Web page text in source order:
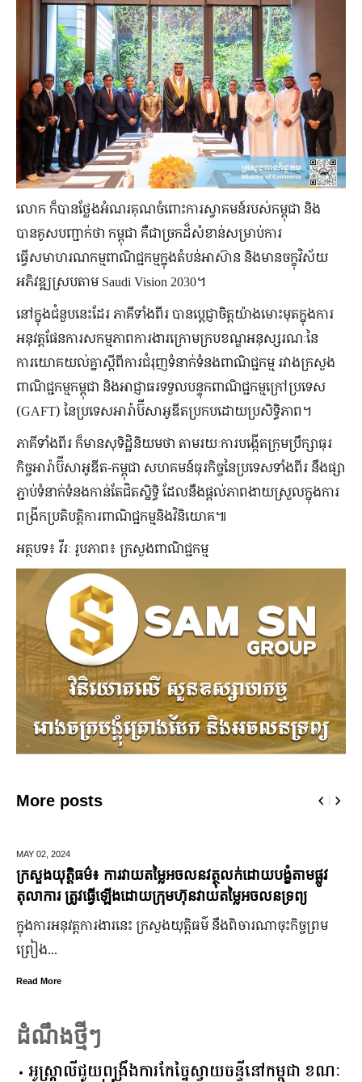
លោក ក៏បានថ្លែងអំណរគុណចំពោះការស្វាគមន៍របស់កម្ពុជា និង
បានគូសបញ្ជាក់ថា កម្ពុជា គឺជាច្រកដ៏សំខាន់សម្រាប់ការ
ធ្វើសមាហរណកម្មពាណិជ្ជកម្មក្នុងតំបន់អាស៊ាន និងមានចក្ខុវិស័យ
អភិវឌ្ឍស្របតាម Saudi Vision 2030។
នៅក្នុងជំនួបនេះដែរ​ ភាគីទាំងពីរ បានប្តេជ្ញាចិត្តយ៉ាងមោះមុតក្នុងការ
អនុវត្តផែនការសកម្មភាពការងារក្រោមក្របខណ្ឌអនុស្សរណៈនៃ
ការយោគយល់គ្នាស្តីពីការជំរុញទំនាក់ទំនងពាណិជ្ជកម្ម រវាងក្រសួង
ពាណិជ្ជកម្មកម្ពុជា និងអាជ្ញាធរទទួលបន្ទុកពាណិជ្ជកម្មក្រៅប្រទេស
(GAFT) នៃប្រទេសអារ៉ាប៊ីសាអូឌីតប្រកបដោយប្រសិទ្ធិភាព។
ភាគីទាំងពីរ ក៏មានសុទិដ្ឋិនិយមថា តាមរយៈការបង្កើតក្រុមប្រឹក្សាធុរ
កិច្ចអារ៉ាប៊ីសាអូឌីត-កម្ពុជា សហគមន៍ធុរកិច្ចនៃប្រទេសទាំងពីរ នឹងផ្សា
ភ្ជាប់ទំនាក់ទំនងកាន់តែជិតស្និទ្ធិ ដែលនឹងផ្តល់ភាពងាយស្រួលក្នុងការ
ពង្រីកប្រតិបត្តិការពាណិជ្ជកម្មនិងវិនិយោគ៕
អត្ថបទ៖ វីរៈ រូបភាព៖ ក្រសួងពាណិជ្ជកម្ម
More posts
DECEMBER 10,
មកមើលទិដ្ឋភាព Pre-Wedding កូនស្រីឧបនាយករដ្ឋមន្រ្តី អូន
ព័ន្ធមុនីរ័ត្ន
ក្រោយ​ភ្ជាប់​ពាក្យ​រួច​ច្រើន​ឆ្នាំ​ពេលនេះ កូនកំលោះ ឡាំ ជុងហាវ កូន
ក្រមុំ អូន ព័ន្ធមណីលក្ស្មី កូនស្រី​ឧបនាយករដ្ឋមន្ត្រី អូន ព័ន្ធមុនីរ័ត្ន
ត្រៀម​ចូល​រោងការ​ហើយ
ដំណឹងថ្មីៗ